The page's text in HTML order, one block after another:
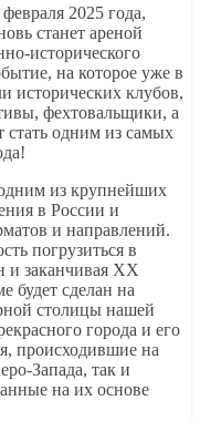
2025 года,
станет ареной
исторического
на которое уже в
исторических клубов,
фехтовальщики, а
стать одним из самых
из крупнейших
в России и
и направлений.
погрузиться в
и заканчивая XX
будет сделан на
столицы нашей
города и его
происходившие на
Запада, так и
на их основе